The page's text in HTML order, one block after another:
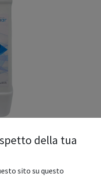
ideale per tutte le
della tua
sito su questo